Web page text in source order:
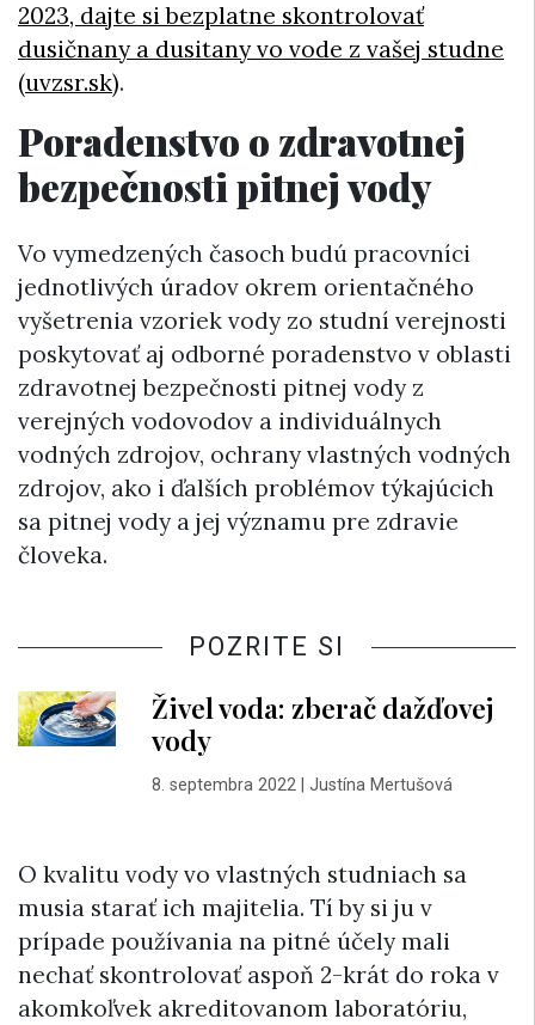
2023, dajte si bezplatne skontrolovať
dusičnany a dusitany vo vode z vašej studne
(uvzsr.sk).
Poradenstvo o zdravotnej
bezpečnosti pitnej vody
Vo vymedzených časoch budú pracovníci
jednotlivých úradov okrem orientačného
vyšetrenia vzoriek vody zo studní verejnosti
poskytovať aj odborné poradenstvo v oblasti
zdravotnej bezpečnosti pitnej vody z
verejných vodovodov a individuálnych
vodných zdrojov, ochrany vlastných vodných
zdrojov, ako i ďalších problémov týkajúcich
sa pitnej vody a jej významu pre zdravie
človeka.
POZRITE SI
Živel voda: zberač dažďovej
vody
8. septembra 2022| Justína Mertušová
O kvalitu vody vo vlastných studniach sa
musia starať ich majitelia. Tí by si ju v
prípade používania na pitné účely mali
nechať skontrolovať aspoň 2-krát do roka v
akomkoľvek akreditovanom laboratóriu,